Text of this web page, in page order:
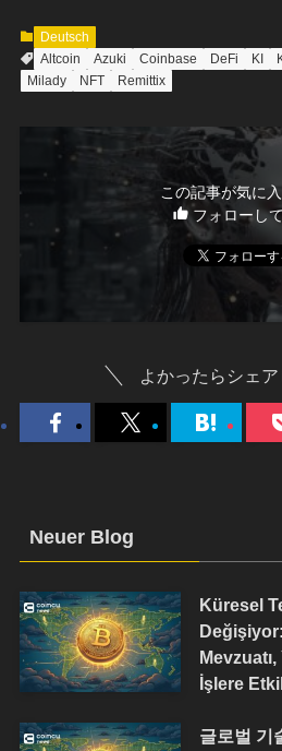
Deutsch
Altcoin
Azuki Coinbase DeFi KI
Milady
NFT Remittix
この記事が気に
フォローし
よかったらシェア
Neuer Blog
Küresel
İşlere
글로벌 기